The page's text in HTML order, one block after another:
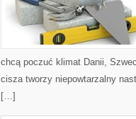
chcą poczuć klimat Danii,
cisza tworzy niepowtarzalny
[…]